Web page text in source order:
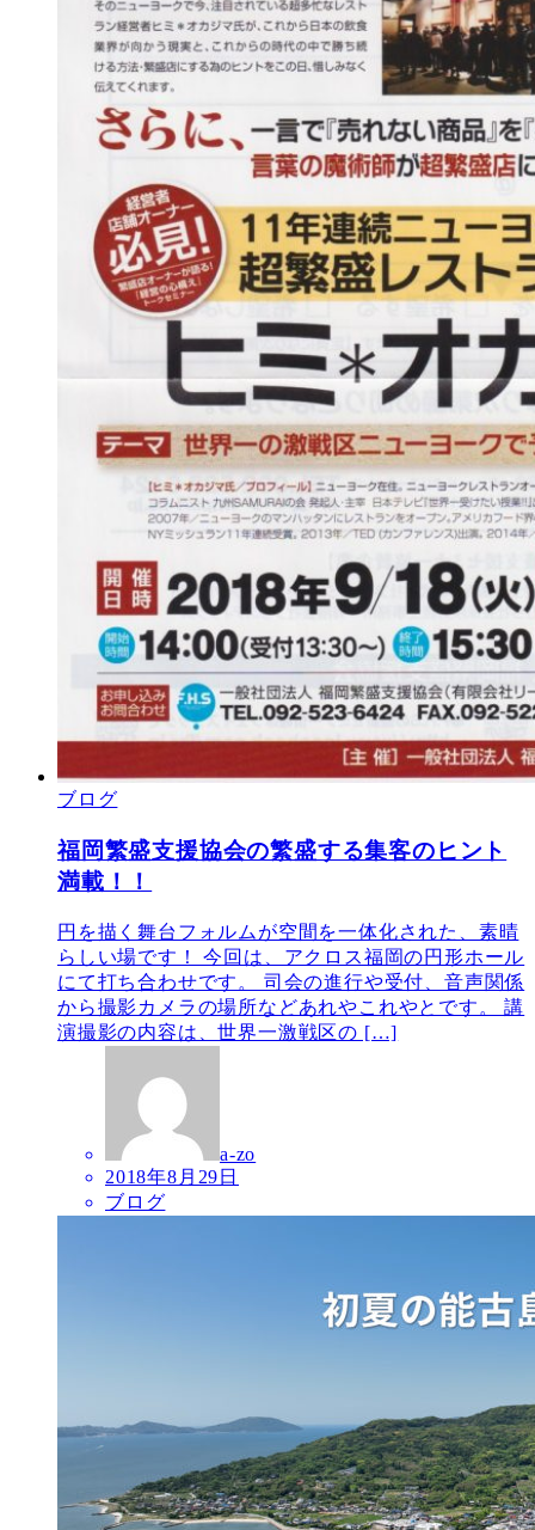
ブログ
福岡繁盛支援協会の繁盛する集客のヒント
満載！！
円を描く舞台フォルムが空間を一体化された、素晴
らしい場です！ 今回は、アクロス福岡の円形ホール
にて打ち合わせです。 司会の進行や受付、音声関係
から撮影カメラの場所などあれやこれやとです。 講
演撮影の内容は、世界一激戦区の […]
a-zo
2018年8月29日
ブログ